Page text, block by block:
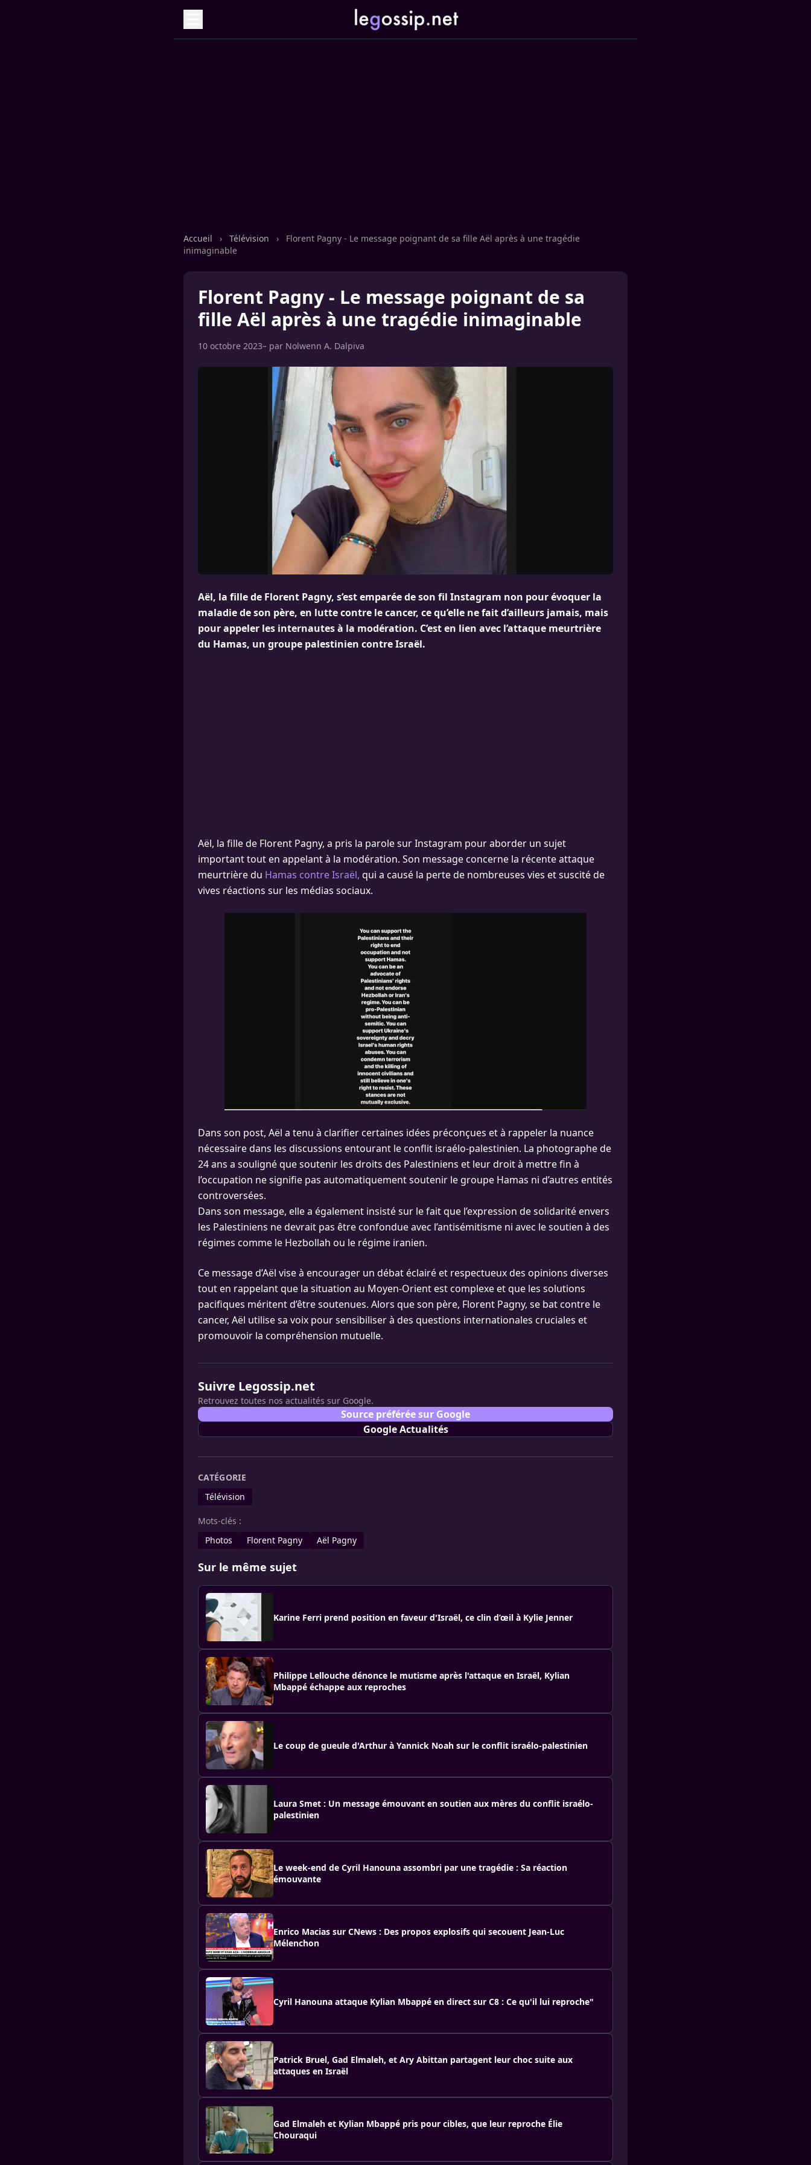
Accueil › Télévision ›
Florent Pagny - Le message poignant de sa fille Aël après à une tragédie
inimaginable
Florent Pagny - Le message poignant de sa
fille Aël après à une tragédie inimaginable
10 octobre 2023– par Nolwenn A. Dalpiva
Aël, la fille de Florent Pagny, s’est emparée de son fil Instagram non pour évoquer la
maladie de son père, en lutte contre le cancer, ce qu’elle ne fait d’ailleurs jamais, mais
pour appeler les internautes à la modération. C’est en lien avec l’attaque meurtrière
du Hamas, un groupe palestinien contre Israël.
Aël, la fille de Florent Pagny, a pris la parole sur Instagram pour aborder un sujet
important tout en appelant à la modération. Son message concerne la récente attaque
meurtrière du Hamas contre Israël, qui a causé la perte de nombreuses vies et suscité de
vives réactions sur les médias sociaux.
Dans son post, Aël a tenu à clarifier certaines idées préconçues et à rappeler la nuance
nécessaire dans les discussions entourant le conflit israélo-palestinien. La photographe de
24 ans a souligné que soutenir les droits des Palestiniens et leur droit à mettre fin à
l’occupation ne signifie pas automatiquement soutenir le groupe Hamas ni d’autres entités
controversées.
Dans son message, elle a également insisté sur le fait que l’expression de solidarité envers
les Palestiniens ne devrait pas être confondue avec l’antisémitisme ni avec le soutien à des
régimes comme le Hezbollah ou le régime iranien.
Ce message d’Aël vise à encourager un débat éclairé et respectueux des opinions diverses
tout en rappelant que la situation au Moyen-Orient est complexe et que les solutions
pacifiques méritent d’être soutenues. Alors que son père, Florent Pagny, se bat contre le
cancer, Aël utilise sa voix pour sensibiliser à des questions internationales cruciales et
promouvoir la compréhension mutuelle.
Suivre Legossip.net
Retrouvez toutes nos actualités sur Google.
Source préférée sur Google
Google Actualités
CATÉGORIE
Télévision
Mots-clés :
Photos
Florent Pagny Aël Pagny
Sur le même sujet
Karine Ferri prend position en faveur d'Israël, ce clin d’œil à Kylie Jenner
Philippe Lellouche dénonce le mutisme après l'attaque en Israël, Kylian
Mbappé échappe aux reproches
Le coup de gueule d'Arthur à Yannick Noah sur le conflit israélo-palestinien
Laura Smet : Un message émouvant en soutien aux mères du conflit israélo-
palestinien
Le week-end de Cyril Hanouna assombri par une tragédie : Sa réaction
émouvante
Enrico Macias sur CNews : Des propos explosifs qui secouent Jean-Luc
Mélenchon
Cyril Hanouna attaque Kylian Mbappé en direct sur C8 : Ce qu'il lui reproche"
Patrick Bruel, Gad Elmaleh, et Ary Abittan partagent leur choc suite aux
attaques en Israël
Gad Elmaleh et Kylian Mbappé pris pour cibles, que leur reproche Élie
Chouraqui